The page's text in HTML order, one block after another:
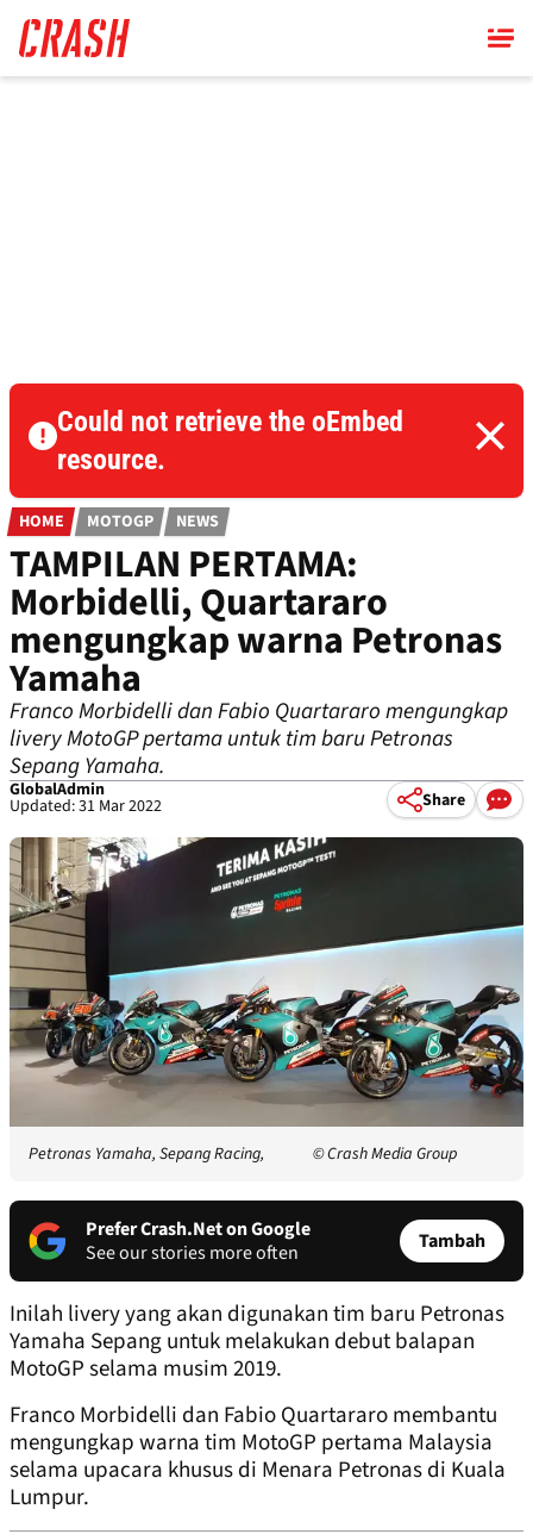
main
content
Could not retrieve the oEmbed
resource.
HOME MOTOGP NEWS
TAMPILAN PERTAMA:
Morbidelli, Quartararo
mengungkap warna Petronas
Yamaha
Franco Morbidelli dan Fabio Quartararo mengungkap
livery MotoGP pertama untuk tim baru Petronas
Sepang Yamaha.
GlobalAdmin
Updated: 31 Mar 2022 Share
Petronas Yamaha, Sepang Racing, © Crash Media Group
Prefer Crash.Net on Google
See our stories more often
Tambah
Inilah livery yang akan digunakan tim baru Petronas
Yamaha Sepang untuk melakukan debut balapan
MotoGP selama musim 2019.
Franco Morbidelli dan Fabio Quartararo membantu
mengungkap warna tim MotoGP pertama Malaysia
selama upacara khusus di Menara Petronas di Kuala
Lumpur.